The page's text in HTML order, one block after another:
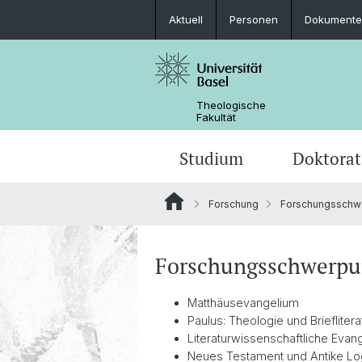
Aktuell Personen Dokumente
Theologische
Fakultät
Studium
Studienplanung
Doktorat
Doktorierende der Theologischen
Forschungsnetzwerke
Publikationen
Organisation
AlumniTheologie
Karl Barth-Zentrum
Forschung
Matthäusevangelium
Paulus: Theologie und
Literaturwissenschaftliche
Neues Testament und Antike